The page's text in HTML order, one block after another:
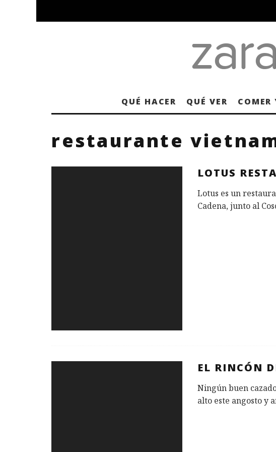
QUÉ HACER QUÉ VER COMER
restaurante
LOTUS
Lotus es un
Cadena, junto al
EL RINCÓN
Ningún buen
alto este angosto y